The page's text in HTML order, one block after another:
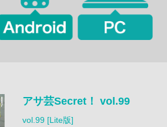
アサ芸Secret！ vol.99
vol.99 [Lite版]